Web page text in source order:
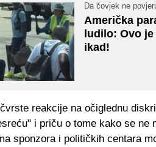
Da čovjek ne
Američka
ludilo: Ovo
ikad!
reakcije na očiglednu
i priču o tome kako se ne
sponzora i političkih centara